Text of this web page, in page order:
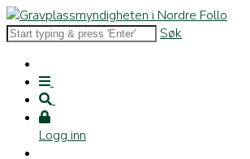
Søk
Logg inn